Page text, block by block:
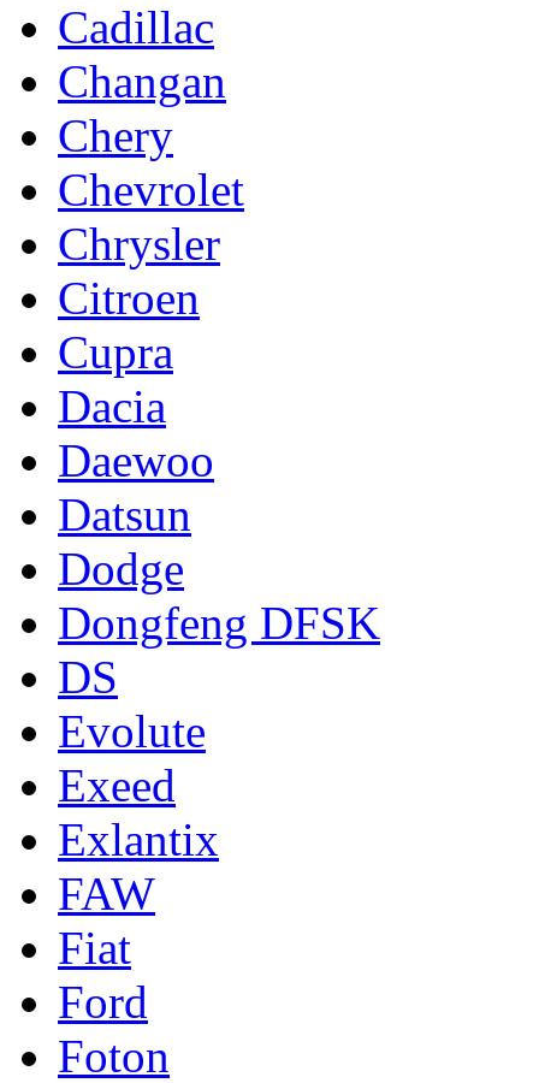
Cadillac
Changan
Chery
Chevrolet
Chrysler
Citroen
Cupra
Dacia
Daewoo
Datsun
Dodge
Dongfeng DFSK
DS
Evolute
Exeed
Exlantix
FAW
Fiat
Ford
Foton